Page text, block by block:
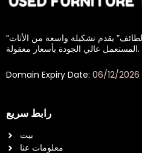
“أفضل شراء أثاث مستعمل في الطائف” يقدم تشكيلة واسعة من الأثاث
المستعمل عالي الجودة بأسعار معقولة.
Domain Expiry Date: 06/12/2026
رابط سريع
بيت
معلومات عنا